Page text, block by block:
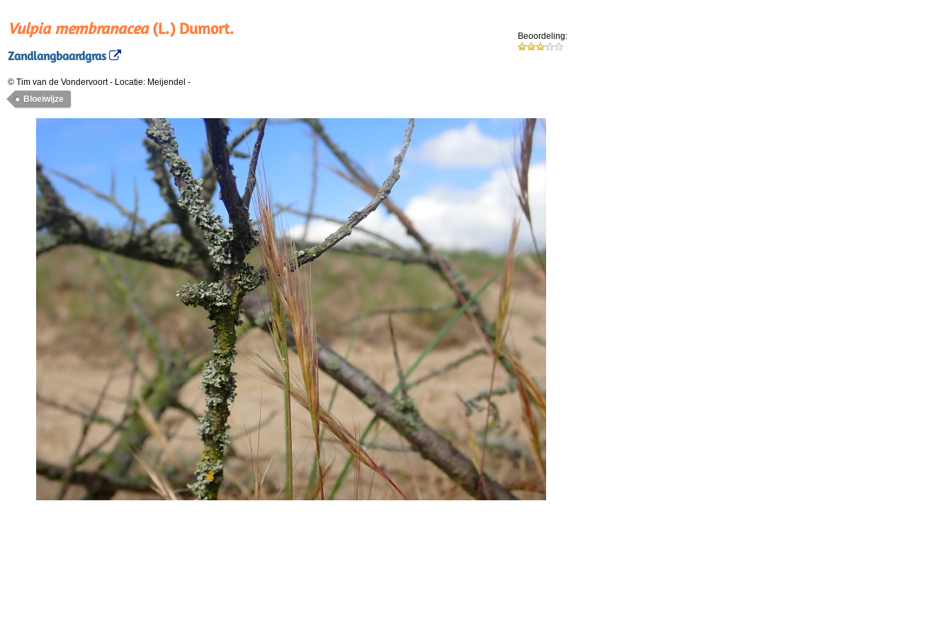
Vulpia membranacea(L.) Dumort.
Zandlangbaardgras
Beoordeling:
© Tim van de Vondervoort- Locatie: Meijendel -
Bloeiwijze